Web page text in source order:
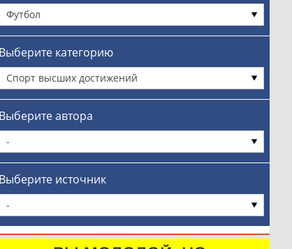
Футбол
Выберите категорию
Спорт высших достижений
Выберите автора
-
Выберите источник
-